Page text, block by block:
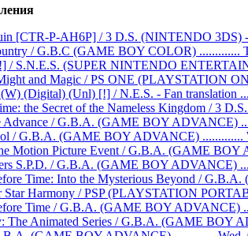
[CTR-P-AH6P] / 3 D.S. (NINTENDO 3DS)
/ G.B.C (GAME BOY COLOR) .............
/ S.N.E.S. (SUPER NINTENDO
and Magic / PS ONE (PLAYSTATION
(Digital) (Unl) [!] / N.E.S. - Fan translation
the Secret of the Nameless Kingdom / 3
Advance / G.B.A. (GAME BOY ADVANCE)
/ G.B.A. (GAME BOY ADVANCE) .............
Motion Picture Event / G.B.A. (GAME BOY
S.P.D. / G.B.A. (GAME BOY ADVANCE)
Time: Into the Mysterious Beyond /
Star Harmony / PSP (PLAYSTATION
Time / G.B.A. (GAME BOY ADVANCE)
The Animated Series / G.B.A. (GAME BOY